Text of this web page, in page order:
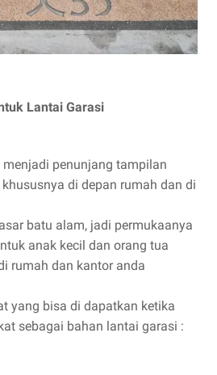
Lantai Garasi
penunjang tampilan
di depan rumah dan di
batu alam, jadi permukaanya
anak kecil dan orang tua
rumah dan kantor anda
yang bisa di dapatkan ketika
sebagai bahan lantai garasi :